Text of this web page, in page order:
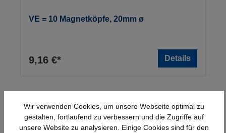
VE = 10 Magnetköpfe, 20mm ø
9,16 €* Details
Wir verwenden Cookies, um unsere Webseite optimal zu
gestalten, fortlaufend zu verbessern und die Zugriffe auf
unsere Website zu analysieren. Einige Cookies sind für den